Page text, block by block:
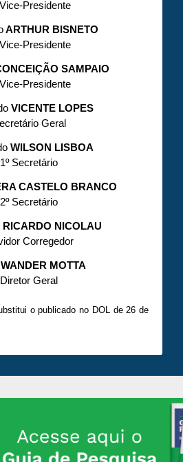
Presidente
ARTHUR BISNETO
Presidente
SAMPAIO
Presidente
VICENTE LOPES
Geral
WILSON LISBOA
1º Secretário
CASTELO BRANCO
2º Secretário
RICARDO NICOLAU
Corregedor
WANDER MOTTA
Diretor Geral
o publicado no DOL de 26 de